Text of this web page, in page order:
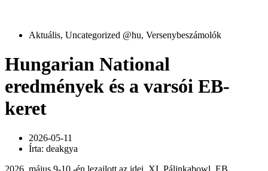
Aktuális, Uncategorized @hu, Versenybeszámolók
Hungarian National
eredmények és a varsói EB-
keret
2026-05-11
Írta: deakgya
2026. május 9-10.-én lezajlott az idei, XI. Pálinkabowl, EB